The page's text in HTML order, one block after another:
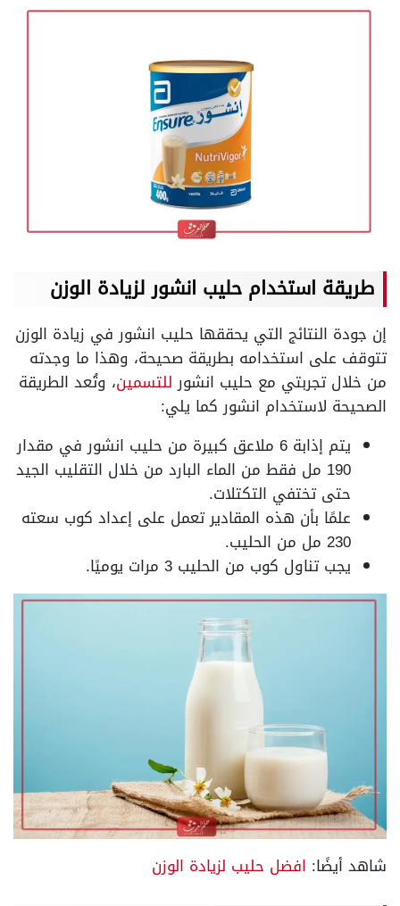
طريقة استخدام حليب انشور لزيادة الوزن
إن جودة النتائج التي يحققها حليب انشور في زيادة الوزن
تتوقف على استخدامه بطريقة صحيحة، وهذا ما وجدته
من خلال تجربتي مع حليب انشورللتسمين، وتُعد الطريقة
الصحيحة لاستخدام انشور كما يلي:
يتم إذابة 6 ملاعق كبيرة من حليب انشور في مقدار
190 مل فقط من الماء البارد من خلال التقليب الجيد
حتى تختفي التكتلات.
علمًا بأن هذه المقادير تعمل على إعداد كوب سعته
230 مل من الحليب.
يجب تناول كوب من الحليب 3 مرات يوميًا.
شاهد أيضًا: افضل حليب لزيادة الوزن